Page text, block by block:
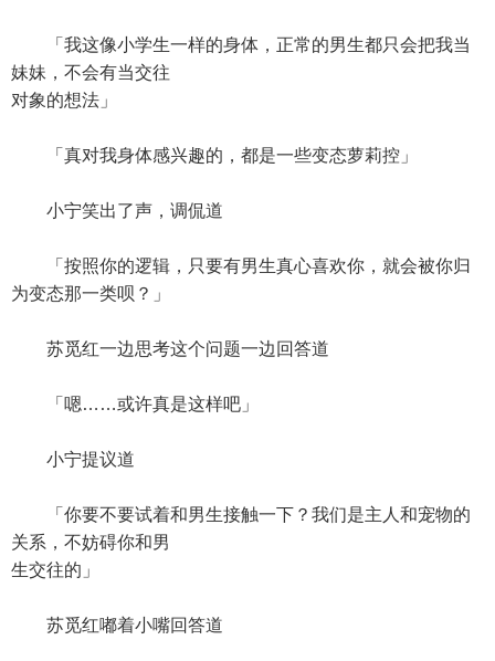
「我这像小学生一样的身体，正常的男生都只会把我当
妹妹，不会有当交往
对象的想法」
「真对我身体感兴趣的，都是一些变态萝莉控」
小宁笑出了声，调侃道
「按照你的逻辑，只要有男生真心喜欢你，就会被你归
为变态那一类呗？」
苏觅红一边思考这个问题一边回答道
「嗯……或许真是这样吧」
小宁提议道
「你要不要试着和男生接触一下？我们是主人和宠物的
关系，不妨碍你和男
生交往的」
苏觅红嘟着小嘴回答道